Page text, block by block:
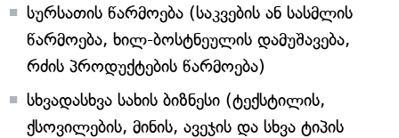
სურსათის წარმოება (საკვების ან სასმლის
წარმოება, ხილ-ბოსტნეულის დამუშავება,
რძის პროდუქტების წარმოება)
სხვადასხვა სახის ბიზნესი (ტექსტილის,
ქსოვილების, მინის, ავეჯის და სხვა ტიპის